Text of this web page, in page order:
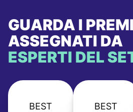
GUARDA I PREMI
ASSEGNATI DA
ESPERTI DEL
BEST BEST